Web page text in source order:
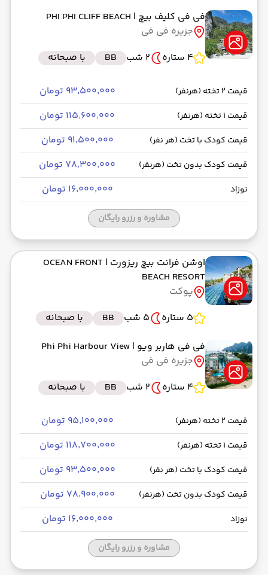
فی فی کلیف بیچ | PHI PHI CLIFF BEACH
جزیره فی فی
4 ستاره
2 شب BB با صبحانه
قیمت 2 تخته (هرنفر) ۹۳٬۵۰۰٬۰۰۰ تومان
قیمت 1 تخته (هرنفر) ۱۱۵٬۶۰۰٬۰۰۰ تومان
قیمت کودک با تخت (هر نفر) ۹۱٬۵۰۰٬۰۰۰ تومان
قیمت کودک بدون تخت (هرنفر) ۷۸٬۳۰۰٬۰۰۰ تومان
نوزاد ۱۶٬۰۰۰٬۰۰۰ تومان
مشاوره و رزرو رایگان
اوشن فرانت بیچ ریزورت | OCEAN FRONT
BEACH RESORT
پوکت
5 ستاره
5 شب BB
با صبحانه
فی فی هاربر ویو | Phi Phi Harbour View
جزیره فی فی
4 ستاره
2 شب BB با صبحانه
قیمت 2 تخته (هرنفر) ۹۵٬۱۰۰٬۰۰۰ تومان
قیمت 1 تخته (هرنفر) ۱۱۸٬۷۰۰٬۰۰۰ تومان
قیمت کودک با تخت (هر نفر) ۹۳٬۵۰۰٬۰۰۰ تومان
قیمت کودک بدون تخت (هرنفر) ۷۸٬۹۰۰٬۰۰۰ تومان
نوزاد ۱۶٬۰۰۰٬۰۰۰ تومان
مشاوره و رزرو رایگان